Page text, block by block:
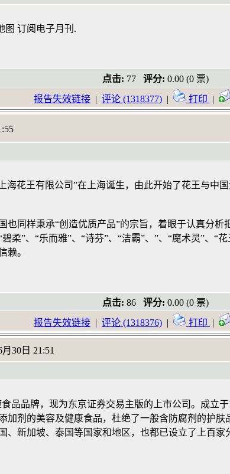
图 订阅电子月刊.
点击: 77 评分: 0.00 (0 票)
报告失效链接 | 评论 (1318377) | 打印 |
花王有限公司”在上海诞生，由此开始了花王与中
也同样秉承“创造优质产品”的宗旨，着眼于认真分
柔”、“乐而雅”、“诗芬”、“洁霸”、”、“魔术灵”、“
赖。
点击: 86 评分: 0.00 (0 票)
报告失效链接 | 评论 (1318376) | 打印 |
30日 21:51
品品牌，现为东京证券交易主版的上市公司。成立
加剂的美容及健康食品，杜绝了一般含防腐剂的护
、新加坡、泰国等国家和地区，也都已设立了上百